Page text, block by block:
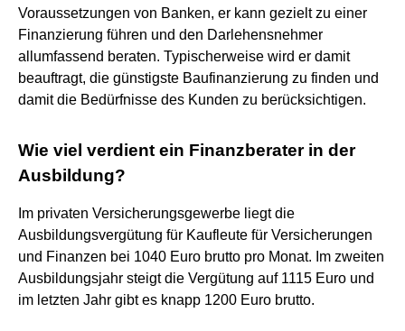
Voraussetzungen von Banken, er kann gezielt zu einer
Finanzierung führen und den Darlehensnehmer
allumfassend beraten. Typischerweise wird er damit
beauftragt, die günstigste Baufinanzierung zu finden und
damit die Bedürfnisse des Kunden zu berücksichtigen.
Wie viel verdient ein Finanzberater in der
Ausbildung?
Im privaten Versicherungsgewerbe liegt die
Ausbildungsvergütung für Kaufleute für Versicherungen
und Finanzen bei 1040 Euro brutto pro Monat. Im zweiten
Ausbildungsjahr steigt die Vergütung auf 1115 Euro und
im letzten Jahr gibt es knapp 1200 Euro brutto.